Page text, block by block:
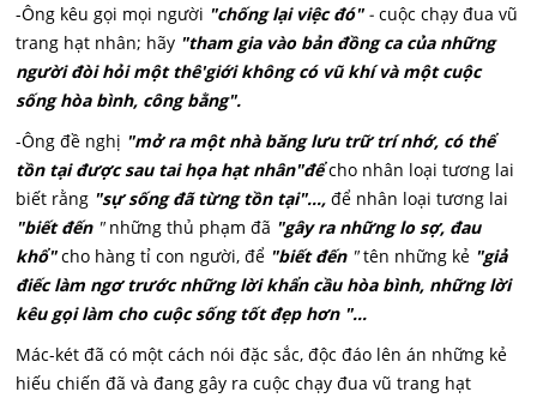
-Ông kêu gọi mọi người "chống lại việc đó" - cuộc chạy đua vũ
trang hạt nhân; hãy "tham gia vào bản đồng ca của những
người đòi hỏi một thê'giới không có vũ khí và một cuộc
sống hòa bình, công bằng".
-Ông đề nghị "mở ra một nhà băng lưu trữ trí nhớ, có thể
tồn tại được sau tai họa hạt nhân"để cho nhân loại tương lai
biết rằng "sự sống đã từng tồn tại"..., để nhân loại tương lai
"biết đến "những thủ phạm đã "gây ra những lo sợ, đau
khổ" cho hàng tỉ con người, để "biết đến "tên những kẻ "giả
điếc làm ngơ trước những lời khẩn cầu hòa bình, những lời
kêu gọi làm cho cuộc sống tốt đẹp hơn "...
Mác-két đã có một cách nói đặc sắc, độc đáo lên án những kẻ
hiếu chiến đã và đang gây ra cuộc chạy đua vũ trang hạt